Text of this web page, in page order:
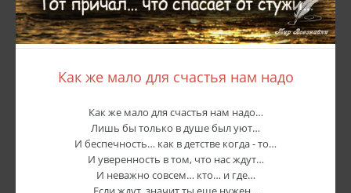
Как же мало для счастья нам надо
Как же мало для счастья нам надо…
Лишь бы только в душе был уют…
И беспечность… как в детстве когда - то…
И уверенность в том, что нас ждут…
И неважно совсем… кто… и где…